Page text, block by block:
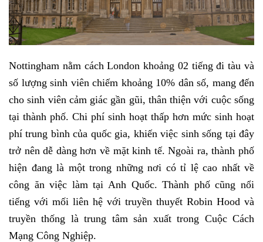
Nottingham nằm cách London khoảng 02 tiếng đi tàu và
số lượng sinh viên chiếm khoảng 10% dân số, mang đến
cho sinh viên cảm giác gần gũi, thân thiện với cuộc sống
tại thành phố. Chi phí sinh hoạt thấp hơn mức sinh hoạt
phí trung bình của quốc gia, khiến việc sinh sống tại đây
trở nên dễ dàng hơn về mặt kinh tế. Ngoài ra, thành phố
hiện đang là một trong những nơi có tỉ lệ cao nhất về
công ăn việc làm tại Anh Quốc. Thành phố cũng nổi
tiếng với mối liên hệ với truyền thuyết Robin Hood và
truyền thống là trung tâm sản xuất trong Cuộc Cách
Mạng Công Nghiệp.